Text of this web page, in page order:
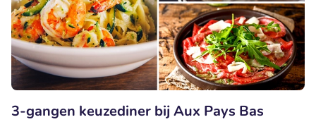
3-gangen keuzediner bij Aux Pays Bas